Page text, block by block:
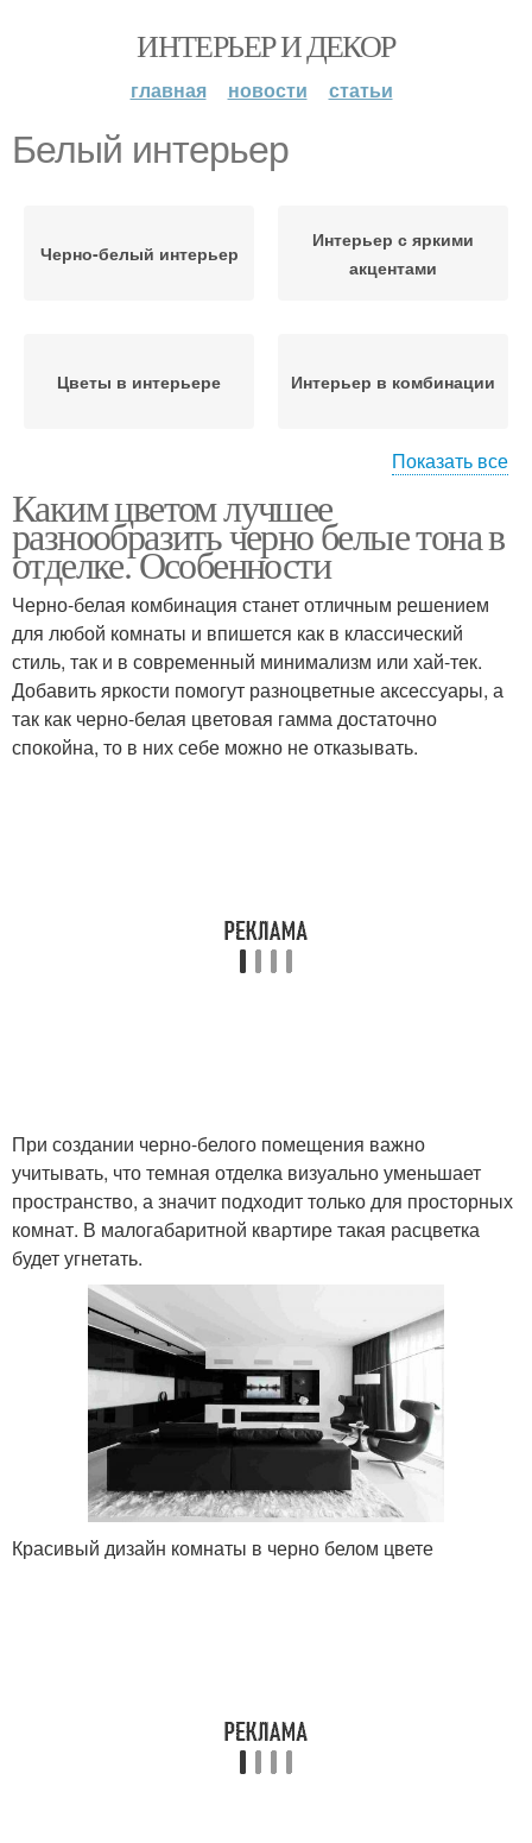
ИНТЕРЬЕР И ДЕКОР
главная новости статьи
Белый интерьер
Черно-белый интерьер
Интерьер с яркими
акцентами
Цветы в интерьере Интерьер в комбинации
Цвета в интерьере Интерьеры в белом
Очаровательный
интерьер
Белая мебель
Показать все
Каким цветом лучшее
разнообразить черно белые тона в
отделке. Особенности
Черно-белая комбинация станет отличным решением
для любой комнаты и впишется как в классический
стиль, так и в современный минимализм или хай-тек.
Добавить яркости помогут разноцветные аксессуары, а
так как черно-белая цветовая гамма достаточно
спокойна, то в них себе можно не отказывать.
При создании черно-белого помещения важно
учитывать, что темная отделка визуально уменьшает
пространство, а значит подходит только для просторных
комнат. В малогабаритной квартире такая расцветка
будет угнетать.
Красивый дизайн комнаты в черно белом цвете